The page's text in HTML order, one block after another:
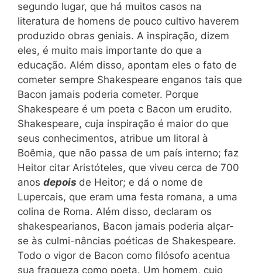
segundo lugar, que há muitos casos na
literatura de homens de pouco cultivo haverem
produzido obras geniais. A inspiração, dizem
eles, é muito mais importante do que a
educação. Além disso, apontam eles o fato de
cometer sempre Shakespeare enganos tais que
Bacon jamais poderia cometer. Porque
Shakespeare é um poeta c Bacon um erudito.
Shakespeare, cuja inspiração é maior do que
seus conhecimentos, atribue um litoral à
Boêmia, que não passa de um país interno; faz
Heitor citar Aristóteles, que viveu cerca de 700
anos depois de Heitor; e dá o nome de
Lupercais, que eram uma festa romana, a uma
colina de Roma. Além disso, declaram os
shakespearianos, Bacon jamais poderia alçar-
se às culmi-nâncias poéticas de Shakespeare.
Todo o vigor de Bacon como filósofo acentua
sua fraqueza como poeta. Um homem, cujo